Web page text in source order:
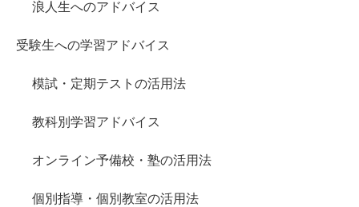
浪人生へのアドバイス
受験生への学習アドバイス
模試・定期テストの活用法
教科別学習アドバイス
オンライン予備校・塾の活用法
個別指導・個別教室の活用法